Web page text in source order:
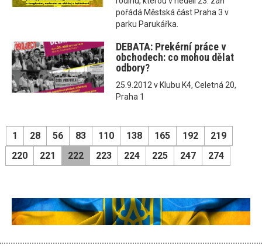
pořádá Městská část Praha 3 v
parku Parukářka.
DEBATA: Prekérní práce v
obchodech: co mohou dělat
odbory?
25.9.2012 v Klubu K4, Celetná 20,
Praha 1
1 28 56 83 110 138 165 192
219
220
221 222 223 224 225 247 274